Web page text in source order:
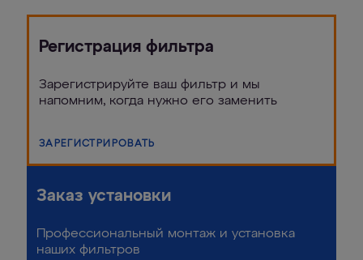
Регистрация фильтра
Зарегистрируйте ваш фильтр и мы
напомним, когда нужно его заменить
ЗАРЕГИСТРИРОВАТЬ
Заказ установки
Профессиональный монтаж и установка
наших фильтров